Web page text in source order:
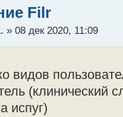
Filr
» 08 дек 2020, 11:09
видов
(клинический
испуг)